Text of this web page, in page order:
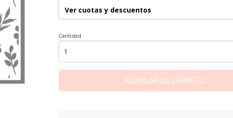
Ver cuotas y descuentos
Cantidad
AGREGAR AL CARRITO